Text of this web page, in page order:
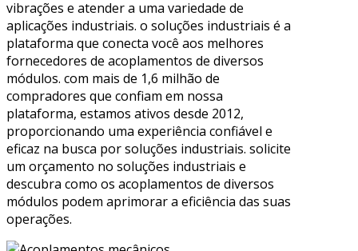
vibrações e atender a uma variedade de
aplicações industriais. o soluções industriais é a
plataforma que conecta você aos melhores
fornecedores de acoplamentos de diversos
módulos. com mais de 1,6 milhão de
compradores que confiam em nossa
plataforma, estamos ativos desde 2012,
proporcionando uma experiência confiável e
eficaz na busca por soluções industriais. solicite
um orçamento no soluções industriais e
descubra como os acoplamentos de diversos
módulos podem aprimorar a eficiência das suas
operações.